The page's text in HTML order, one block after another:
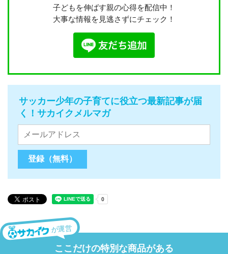
子どもを伸ばす親の心得を配信中！
大事な情報を見逃さずにチェック！
サッカー少年の子育てに役立つ最新記事が届
く！サカイクメルマガ
が運営
ここだけの特別な商品がある